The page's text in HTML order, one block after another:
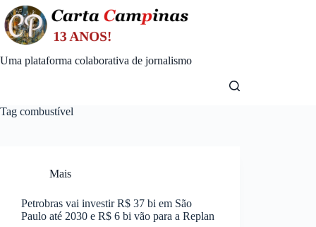
Skip
to
content
Uma plataforma colaborativa de jornalismo
Tag combustível
Mais
Petrobras vai investir R$ 37 bi em São
Paulo até 2030 e R$ 6 bi vão para a Replan